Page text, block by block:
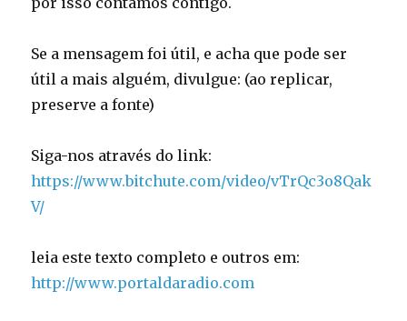
Se a mensagem foi útil, e acha que pode ser
útil a mais alguém, divulgue: (ao replicar,
preserve a fonte)
Siga-nos através do link:
https://www.bitchute.com/video/vTrQc3o8Qak
V/
leia este texto completo e outros em:
http://www.portaldaradio.com